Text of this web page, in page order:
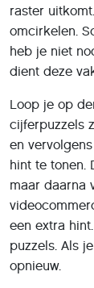
raster
omcirkelen.
heb je niet
dient deze
Loop je op
cijferpuzzels
en
hint te tonen.
maar daarna
een extra
puzzels. Als
opnieuw.